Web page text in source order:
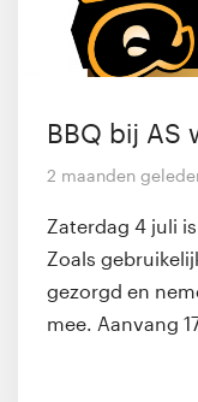
BBQ bij AS
2 maanden
Zaterdag 4 juli
Zoals
gezorgd en
mee. Aanvang